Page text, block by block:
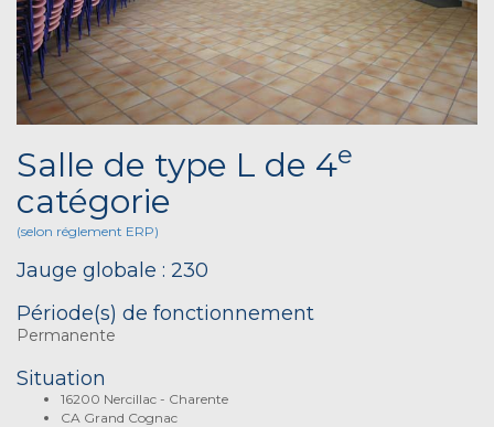
Salle de type L de 4e
catégorie
(selon réglement ERP)
Jauge globale : 230
Période(s) de fonctionnement
Permanente
Situation
16200 Nercillac - Charente
CA Grand Cognac